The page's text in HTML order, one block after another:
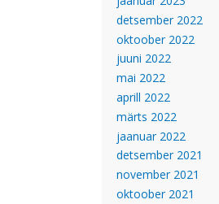
detsember 2022
oktoober 2022
juuni 2022
mai 2022
aprill 2022
märts 2022
jaanuar 2022
detsember 2021
november 2021
oktoober 2021